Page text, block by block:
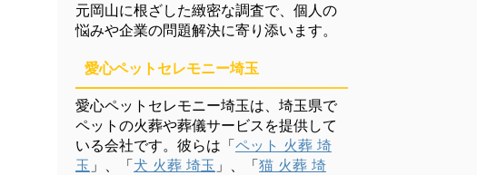
元岡山に根ざした緻密な調査で、個人の
悩みや企業の問題解決に寄り添います。
愛心ペットセレモニー埼玉
愛心ペットセレモニー埼玉は、埼玉県で
ペットの火葬や葬儀サービスを提供して
いる会社です。彼らは「ペット 火葬 埼
玉 」、「犬 火葬 埼玉 」、「猫 火葬 埼